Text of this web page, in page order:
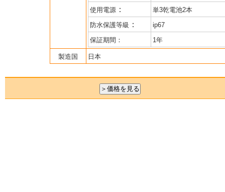
使用電源 ：
単3乾電池2本
防水保護等級 ：
ip67
保証期間：
1年
製造国 日本